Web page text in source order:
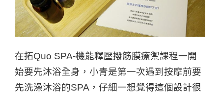
在拓Quo SPA-機能釋壓撥筋膜療禦課程一開
始要先沐浴全身，小青是第一次遇到按摩前要
先洗澡沐浴的SPA，仔細一想覺得這個設計很